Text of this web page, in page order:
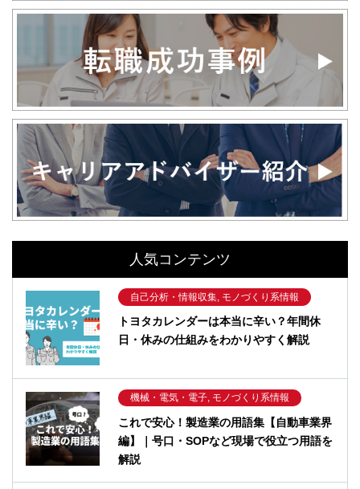
人気コンテンツ
自己分析・情報収集, モノづくり系情報
トヨタカレンダーは本当に辛い？年間休
日・休みの仕組みをわかりやすく解説
機械・電気・電子, モノづくり系情報
これで安心！製造業の用語集【自動車業界
編】｜号口・SOPなど現場で役立つ用語を
解説